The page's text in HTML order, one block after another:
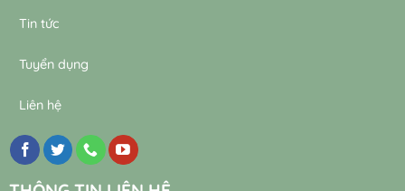
Tin tức
Tuyển dụng
Liên hệ